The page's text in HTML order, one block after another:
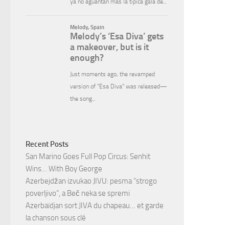
Recent Posts
San Marino Goes Full Pop Circus: Senhit
Wins… With Boy George
Azerbejdžan izvukao JIVU: pesma “strogo
poverljivo”, a Beč neka se spremi
Azerbaïdjan sort JIVA du chapeau… et garde
la chanson sous clé